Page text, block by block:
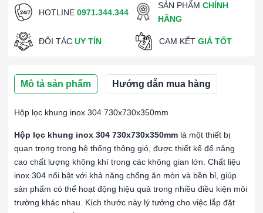
HOTLINE 0971.344.344
SẢN PHẨMCHÍNH
HÃNG
ĐỐI TÁC UY TÍN CAM KẾT GIÁ TỐT
Mô tả sản phẩm Hướng dẫn mua hàng
Hộp lọc khung inox 304 730x730x350mm
Hộp lọc khung inox 304 730x730x350mm là một thiết bị
quan trọng trong hệ thống thông gió, được thiết kế để nâng
cao chất lượng không khí trong các không gian lớn. Chất liệu
inox 304 nổi bật với khả năng chống ăn mòn và bền bỉ, giúp
sản phẩm có thể hoạt động hiệu quả trong nhiều điều kiện môi
trường khác nhau. Kích thước này lý tưởng cho việc lắp đặt